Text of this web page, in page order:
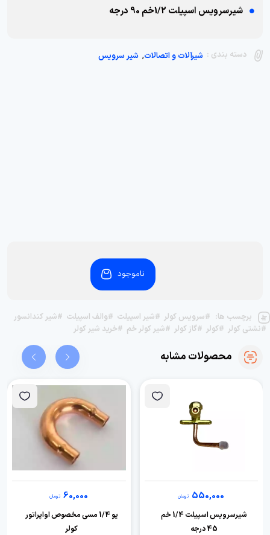
شیرسرویس اسپیلت 1/2خم 90 درجه
دسته بندی : شیرآلات و اتصالات, شیر سرویس
ناموجود
برچسب ها: #سرویس کولر #شیر اسپیلت #والف اسپیلت #شیر کندانسور
#نشتی کولر #کولر #گاز کولر #شیر کولر خم #خرید شیر کولر
محصولات مشابه
550,000 تومان
شیرسرویس اسپیلت 1/4 خم
45 درجه
60,000 تومان
یو 1/4 مسی مخصوص اواپراتور
کولر